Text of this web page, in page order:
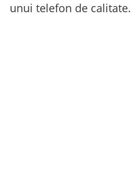
unui telefon de calitate.